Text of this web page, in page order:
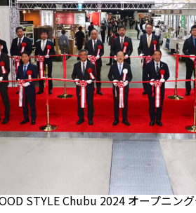
STYLE Chubu 2024 オープニン